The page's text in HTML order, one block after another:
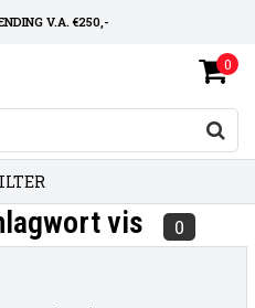
V.A. €250,-
OP MAAT
0
vis 0